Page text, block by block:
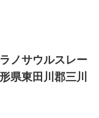
ノサウルスレー
東田川郡三川